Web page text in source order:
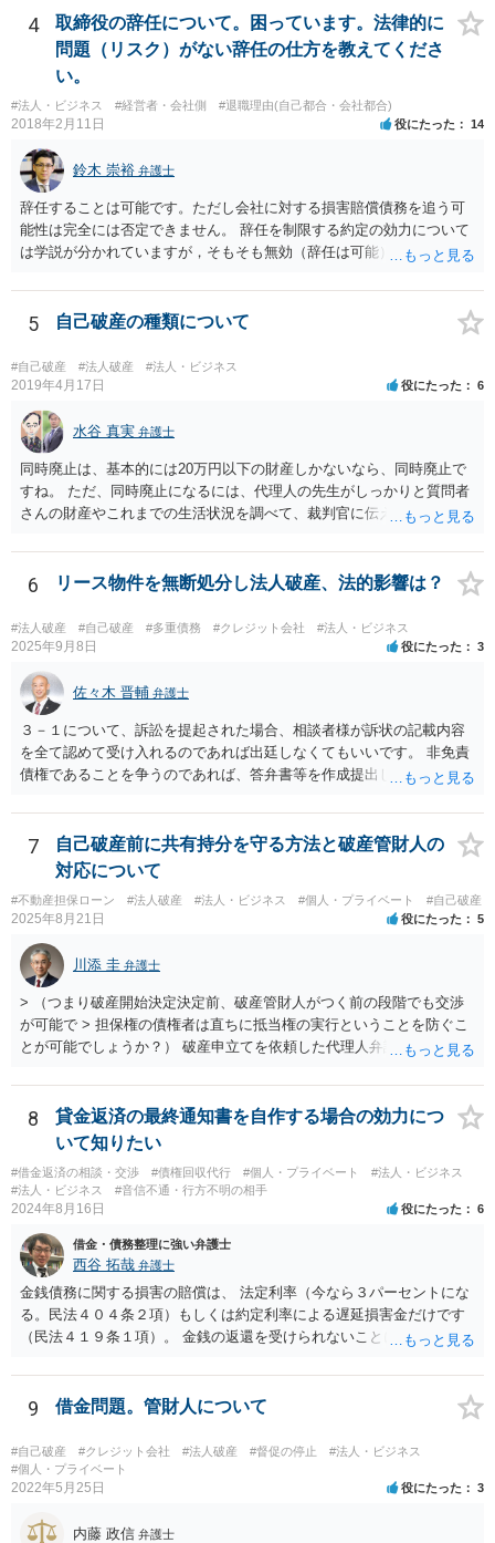
4
取締役の辞任について。困っています。法律的に
問題（リスク）がない辞任の仕方を教えてくださ
い。
#法人・ビジネス #経営者・会社側 #退職理由(自己都合・会社都合)
2018年2月11日 役にたった 14
鈴木 崇裕 弁護士
辞任することは可能です。ただし会社に対する損害賠償債務を追う可
能性は完全には否定できません。 辞任を制限する約定の効力について
は学説が分かれていますが，そもそも無効（辞任は可能）と考える説
る可能性があると考える説が有力です。 ただし，いずれの説をとった
場合でも，会社にとって「不利な時期」に辞任したときは，「やむを
ます。 健康上の理由は「やむを得ない事由」の典型ですが，程度によ
って異なります。 子会社の代表取締役が辞任を認めてくれるのであれ
ば，少なくとも法律上は，親会社（子会社にとっての株主）の承諾は
必要ありません。 なお，子会社の代表取締役には，取締役辞任の登記
をしてもらわなければなりません。 親会社が株主代表訴訟を提起する
ことは理論上可能ですが，あなたに対して追及できる責任は，あなた
自身が会社に対して追う責任（例えば任務懈怠責任）の範囲に留まり
ます。子会社の負債をあなたに負わせることはできません。 実際上問
いてくれないと，辞任の登記をするためには，最終的には訴訟を提起
5 自己破産の種類について
#自己破産 #法人破産 #法人・ビジネス
2019年4月17日 役にたった 6
水谷 真実 弁護士
同時廃止は、基本的には20万円以下の財産しかないなら、同時廃止で
すね。 ただ、同時廃止になるには、代理人の先生がしっかりと質問者
さんの財産やこれまでの生活状況を調べて、裁判官に伝える必要があ
して、代理人の先生が同時廃止でいけるというなら、同時廃止になる
でしょう。
6 リース物件を無断処分し法人破産、法的影響は？
#法人破産 #自己破産 #多重債務 #クレジット会社 #法人・ビジネス
2025年9月8日 役にたった 3
佐々木 晋輔 弁護士
３－１について、訴訟を提起された場合、相談者様が訴状の記載内容
を全て認めて受け入れるのであれば出廷しなくてもいいです。 非免責
債権であることを争うのであれば、答弁書等を作成提出して反論しな
した弁護士が受ける場合でも、弁護士費用は別途必要になると思いま
す。 ３－２について、上記のとおり、破産とは別で弁護士費用が必要
になると思います。 費用の額については、弁護士によって異なります
けてくれるかもしれません。 弁護士を依頼するかどうかは、弁護士費
用と賠償額を比較して決められたらいいと思います。 なお、リース会
社が非免責債権であると主張するのであれば、破産手続の中（免責に
対する意見等）で主張すると思いますので、訴訟されるかどうかは破
産手続中に分かると思います。
7
自己破産前に共有持分を守る方法と破産管財人の
対応について
#不動産担保ローン #法人破産 #法人・ビジネス #個人・プライベート #自己破産
2025年8月21日 役にたった 5
川添 圭 弁護士
> （つまり破産開始決定決定前、破産管財人がつく前の段階でも交渉
が可能で > 担保権の債権者は直ちに抵当権の実行ということを防ぐこ
とが可能でしょうか？） 破産申立てを依頼した代理人弁護士が売買に
が可能な場合もありますが、オーバーローン事案では売却代金が手元
に残らないことになるため、弁護士としても慎重な判断が求められま
す。 > 例えば弁護士費用を分割で積立するなど半年、１年かかる場合
でも かなり率直な（身も蓋もない）意見を述べると、担保に供されて
いる共有持分を親族が取得することで不動産を守りたいのであれば、
弁護士費用は長期分割などせず、親族等から援助して貰うことを模索
すが、それによって共有持分を取得できる可能性が高くなるのであれ
ば、他の共有者にとってもそれを支出するだけのメリットがあると思
います）。
8
貸金返済の最終通知書を自作する場合の効力につ
いて知りたい
#借金返済の相談・交渉 #債権回収代行 #個人・プライベート
#法人・ビジネス
#法人・ビジネス
#音信不通・行方不明の相手
2024年8月16日 役にたった 6
借金・債務整理に強い弁護士
西谷 拓哉 弁護士
金銭債務に関する損害の賠償は、 法定利率（今なら３パーセントにな
る。民法４０４条２項）もしくは約定利率による遅延損害金だけです
（民法４１９条１項）。 金銭の返還を受けられないことにより何か損
まります。 なお、すでに他の弁護士が先に記載されたとおり、連帯保
証人に対する請求については、法定の要件を満たさない限り、連帯保
ないので、注意が必要です。
9 借金問題。管財人について
#自己破産 #クレジット会社 #法人破産 #督促の停止
#法人・ビジネス
#個人・プライベート
2022年5月25日 役にたった 3
内藤 政信 弁護士